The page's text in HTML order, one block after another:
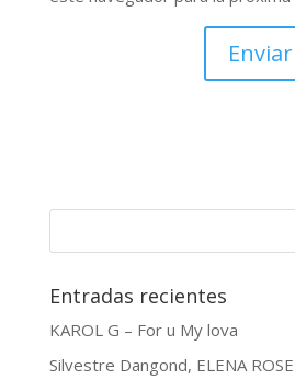
Entradas recientes
KAROL G – For u My lova
Silvestre Dangond, ELENA